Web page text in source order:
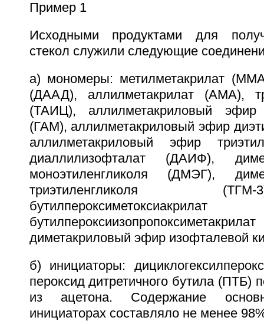
Пример 1
Исходными продуктами для
стекол служили следующие
а) мономеры: метилметакрилат
(ДААД), аллилметакрилат (АМА),
(ТАИЦ), аллилметакриловый эфир
(ГАМ), аллилметакриловый эфир
аллилметакриловый эфир
диаллилизофталат (ДАИФ),
моноэтиленгликоля (ДМЭГ),
триэтиленгликоля
диметакриловый эфир изофталевой
б) инициаторы:
пероксид дитретичного бутила (ПТБ)
из ацетона. Содержание
инициаторах составляло не менее